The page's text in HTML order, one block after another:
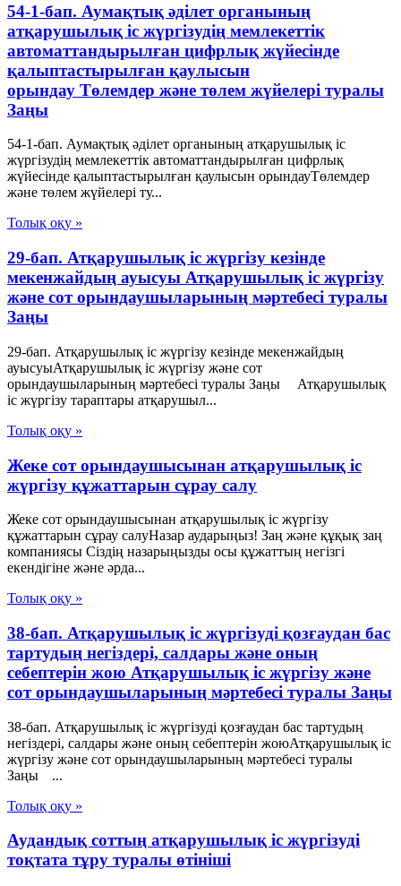
54-1-бап. Аумақтық әділет органының
атқарушылық іс жүргізудің мемлекеттік
автоматтандырылған цифрлық жүйесінде
қалыптастырылған қаулысын
орындау Төлемдер және төлем жүйелері туралы
Заңы
54-1-бап. Аумақтық әділет органының атқарушылық іс
жүргізудің мемлекеттік автоматтандырылған цифрлық
жүйесінде қалыптастырылған қаулысын орындауТөлемдер
және төлем жүйелері ту...
Толық оқу »
29-бап. Атқарушылық іс жүргізу кезінде
мекенжайдың ауысуы Атқарушылық iс жүргiзу
және сот орындаушыларының мәртебесi туралы
Заңы
29-бап. Атқарушылық іс жүргізу кезінде мекенжайдың
ауысуыАтқарушылық iс жүргiзу және сот
орындаушыларының мәртебесi туралы Заңы Атқарушылық
іс жүргізу тараптары атқарушыл...
Толық оқу »
Жеке сот орындаушысынан атқарушылық іс
жүргізу құжаттарын сұрау салу
Жеке сот орындаушысынан атқарушылық іс жүргізу
құжаттарын сұрау салуНазар аударыңыз! Заң және құқық заң
компаниясы Сіздің назарыңызды осы құжаттың негізгі
екендігіне және әрда...
Толық оқу »
38-бап. Атқарушылық іс жүргізуді қозғаудан бас
тартудың негіздері, салдары және оның
себептерін жою Атқарушылық iс жүргiзу және
сот орындаушыларының мәртебесi туралы Заңы
38-бап. Атқарушылық іс жүргізуді қозғаудан бас тартудың
негіздері, салдары және оның себептерін жоюАтқарушылық iс
жүргiзу және сот орындаушыларының мәртебесi туралы
Заңы ...
Толық оқу »
Аудандық соттың атқарушылық іс жүргізуді
тоқтата тұру туралы өтініші